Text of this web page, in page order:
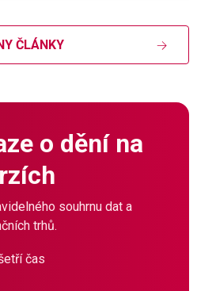
ČLÁNKY
o dění na
souhrnu dat a
trhů.
čas